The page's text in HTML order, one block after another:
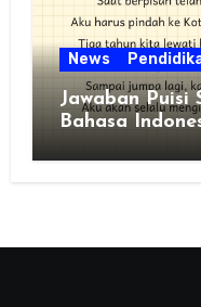
News
Jawaban Puisi
Bahasa